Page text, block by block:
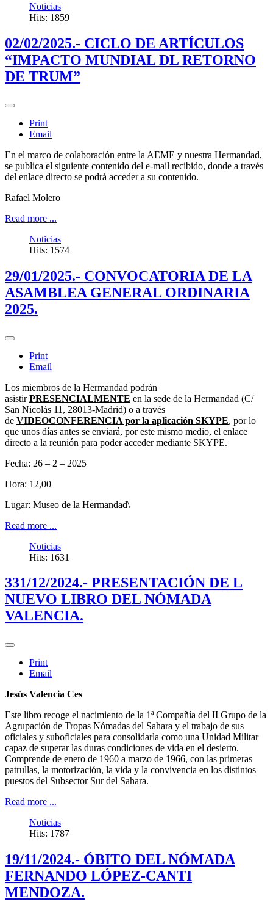
Noticias
Hits: 1859
02/02/2025.- CICLO DE ARTÍCULOS
“IMPACTO MUNDIAL DL RETORNO
DE TRUM”
Print
Email
En el marco de colaboración entre la AEME y nuestra Hermandad,
se publica el siguiente contenido del e-mail recibido, donde a través
del enlace directo se podrá acceder a su contenido.
Rafael Molero
Read more ...
Noticias
Hits: 1574
29/01/2025.- CONVOCATORIA DE LA
ASAMBLEA GENERAL ORDINARIA
2025.
Print
Email
Los miembros de la Hermandad podrán
asistirPRESENCIALMENTE en la sede de la Hermandad (C/
San Nicolás 11, 28013-Madrid) o a través
de VIDEOCONFERENCIA por la aplicación SKYPE, por lo
que unos días antes se enviará, por este mismo medio, el enlace
directo a la reunión para poder acceder mediante SKYPE.
Fecha: 26 – 2 – 2025
Hora: 12,00
Lugar: Museo de la Hermandad\
Read more ...
Noticias
Hits: 1631
331/12/2024.- PRESENTACIÓN DE L
NUEVO LIBRO DEL NÓMADA
VALENCIA.
Print
Email
Jesús Valencia Ces
Este libro recoge el nacimiento de la 1ª Compañía del II Grupo de la
Agrupación de Tropas Nómadas del Sahara y el trabajo de sus
oficiales y suboficiales para consolidarla como una Unidad Militar
capaz de superar las duras condiciones de vida en el desierto.
Comprende de enero de 1960 a marzo de 1966, con las primeras
patrullas, la motorización, la vida y la convivencia en los distintos
puestos del Subsector Sur del Sahara.
Read more ...
Noticias
Hits: 1787
19/11/2024.- ÓBITO DEL NÓMADA
FERNANDO LÓPEZ-CANTI
MENDOZA.